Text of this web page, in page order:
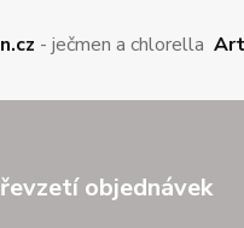
- ječmen a chlorella
objednávek